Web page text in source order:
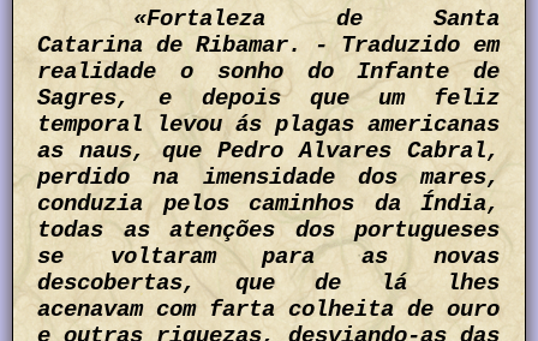
«Fortaleza de Santa
Catarina de Ribamar. - Traduzido em
realidade o sonho do Infante de
Sagres, e depois que um feliz
temporal levou ás plagas americanas
as naus, que Pedro Alvares Cabral,
perdido na imensidade dos mares,
conduzia pelos caminhos da Índia,
todas as atenções dos portugueses
se voltaram para as novas
descobertas, que de lá lhes
acenavam com farta colheita de ouro